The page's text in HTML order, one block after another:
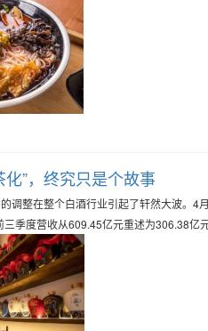
化”，终究只是个故事
调整在整个白酒行业引起了轩然大波。4
季度营收从609.45亿元重述为306.38亿